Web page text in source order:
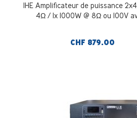
1HE Amplificateur de puissance
4Ω / 1x 1000W @ 8Ω ou 100V
CHF 879.00